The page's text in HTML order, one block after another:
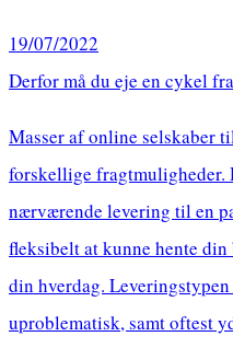
19/07/2022
Derfor må du eje en cykel
Masser af online selskaber
forskellige fragtmuligheder.
nærværende levering til en
fleksibelt at kunne hente
din hverdag.
uproblematisk, samt oftest